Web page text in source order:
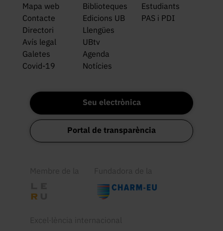
Mapa web
Biblioteques
Contacte
Edicions UB
Directori
Llengües
Avís legal
UBtv
Galetes
Agenda
Covid-19
Notícies
Estudiants
PAS i PDI
Seu electrònica
Portal de transparència
Membre de la Fundadora de la
Excel·lència internacional